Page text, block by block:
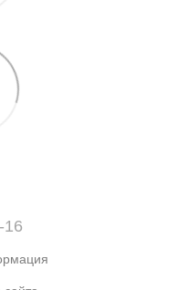
16